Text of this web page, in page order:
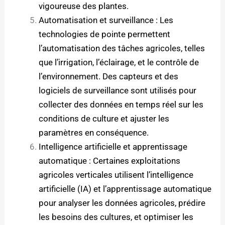
vigoureuse des plantes.
Automatisation et surveillance : Les
technologies de pointe permettent
l’automatisation des tâches agricoles, telles
que l’irrigation, l’éclairage, et le contrôle de
l’environnement. Des capteurs et des
logiciels de surveillance sont utilisés pour
collecter des données en temps réel sur les
conditions de culture et ajuster les
paramètres en conséquence.
Intelligence artificielle et apprentissage
automatique : Certaines exploitations
agricoles verticales utilisent l’intelligence
artificielle (IA) et l’apprentissage automatique
pour analyser les données agricoles, prédire
les besoins des cultures, et optimiser les